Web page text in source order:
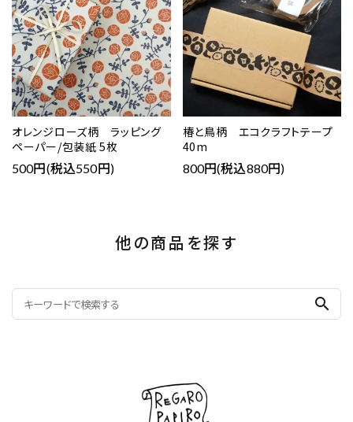
オレンジローズ柄 ラッピング
ペーパー/包装紙 5枚
500円(税込550円)
椿と鳥柄 エコクラフトテープ
40m
800円(税込880円)
他の商品を探す
search